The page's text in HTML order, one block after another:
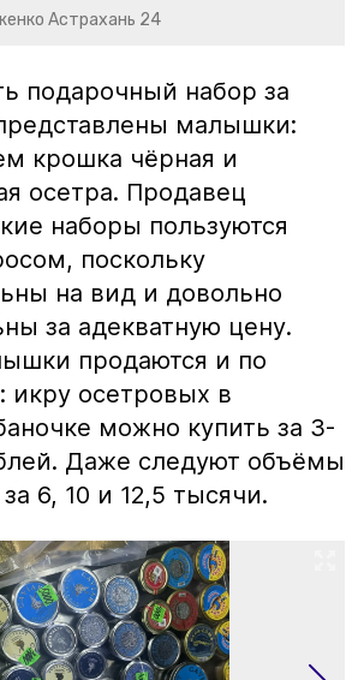
Астрахань 24
подарочный набор за
малышки:
крошка чёрная и
осетра. Продавец
наборы пользуются
поскольку
на вид и довольно
за адекватную цену.
продаются и по
икру осетровых в
можно купить за 3-
Даже следуют объёмы
6, 10 и 12,5 тысячи.